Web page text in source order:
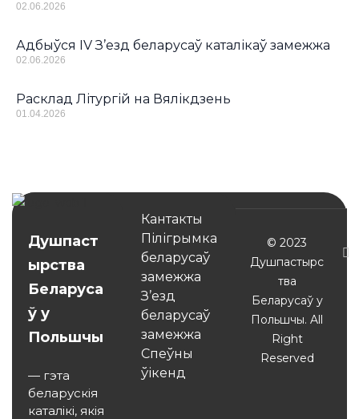
02.06.2026
Адбыўся IV З’езд беларусаў каталікаў замежжа
02.06.2026
Расклад Літургій на Вялікдзень
01.04.2026
Душпаст
ырства
Беларуса
ў у
Польшчы
— гэта
беларускія
каталікі, якія
Кантакты
Пілігрымка
беларусаў
замежжа
З’езд
беларусаў
замежжа
Спеўны
ўікенд
© 2023
Душпастырс
тва
Беларусаў у
Польшчы. All
Right
Reserved